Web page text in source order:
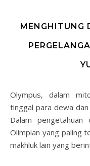
MENGHITUNG
Olympus, dalam mitologi Yunani kuno, adalah tempat
tinggal para dewa
Dalam
Olimpian yang paling
makhluk lain yang